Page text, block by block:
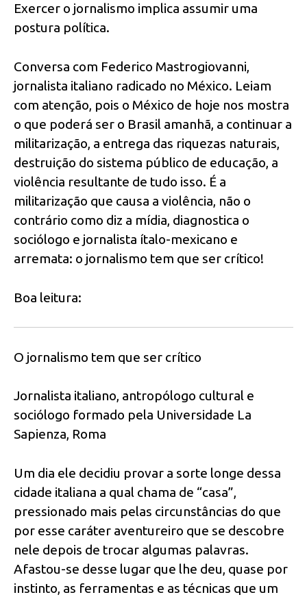
Exercer o jornalismo implica assumir uma
postura política.
Conversa com Federico Mastrogiovanni,
jornalista italiano radicado no México. Leiam
com atenção, pois o México de hoje nos mostra
o que poderá ser o Brasil amanhã, a continuar a
militarização, a entrega das riquezas naturais,
destruição do sistema público de educação, a
violência resultante de tudo isso. É a
militarização que causa a violência, não o
contrário como diz a mídia, diagnostica o
sociólogo e jornalista ítalo-mexicano e
arremata: o jornalismo tem que ser crítico!
Boa leitura:
O jornalismo tem que ser crítico
Jornalista italiano, antropólogo cultural e
sociólogo formado pela Universidade La
Sapienza, Roma
Um dia ele decidiu provar a sorte longe dessa
cidade italiana a qual chama de “casa”,
pressionado mais pelas circunstâncias do que
por esse caráter aventureiro que se descobre
nele depois de trocar algumas palavras.
Afastou-se desse lugar que lhe deu, quase por
instinto, as ferramentas e as técnicas que um